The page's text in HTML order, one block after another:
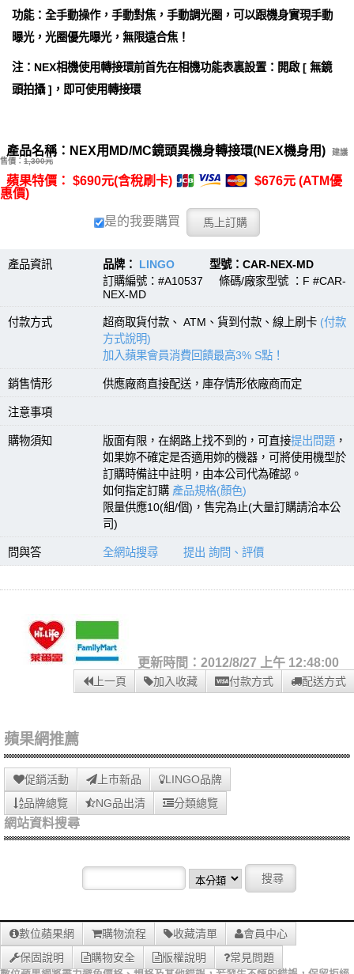
功能：全手動操作，手動對焦，手動調光圈，可以跟機身實現手動
曝光，光圈優先曝光，無限遠合焦！
注：NEX相機使用轉接環前首先在相機功能表裏設置：開啟 [ 無鏡
頭拍攝 ]，即可使用轉接環
產品名稱：NEX用MD/MC鏡頭異機身轉接環(NEX機身用)
建議
售價： 1,300元
蘋果特價： $690元(含稅刷卡)
$676元 (ATM優
惠價)
是的我要購買
產品資訊 品牌： LINGO 型號：CAR-NEX-MD
訂購編號：#A10537 條碼/廠家型號 ：F #CAR-
NEX-MD
付款方式 超商取貨付款、 ATM、貨到付款、線上刷卡 (付款
方式說明)
加入蘋果會員消費回饋最高3% S點！
銷售情形 供應廠商直接配送，庫存情形依廠商而定
注意事項
購物須知 版面有限，在網路上找不到的，可直接提出問題 ，
如果妳不確定是否適用妳的機器，可將使用機型於
訂購時備註中註明，由本公司代為確認。
如何指定訂購 產品規格(顏色)
限量供應10(組/個)，售完為止(大量訂購請洽本公
司)
問與答 全網站搜尋 提出 詢問、評價
更新時間：2012/8/27 上午 12:48:00
上一頁 加入收藏 付款方式 配送方式
蘋果網推薦
促銷活動 上市新品
LINGO品牌
品牌總覽
NG品出清 分類總覽
網站資料搜尋
數位蘋果網 購物流程 收藏清單
會員中心
保固說明
購物安全 版權說明 常見問題